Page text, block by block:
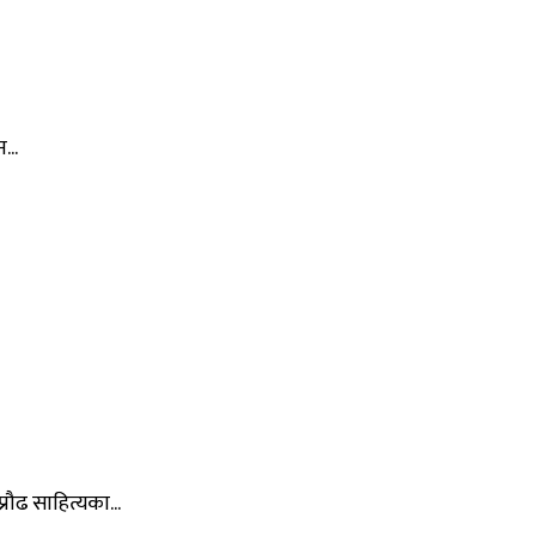
साहित्यका...